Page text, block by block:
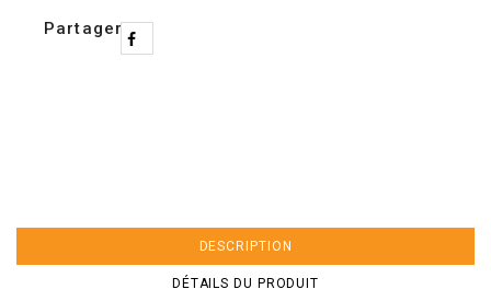
Partager
DESCRIPTION
DÉTAILS DU PRODUIT